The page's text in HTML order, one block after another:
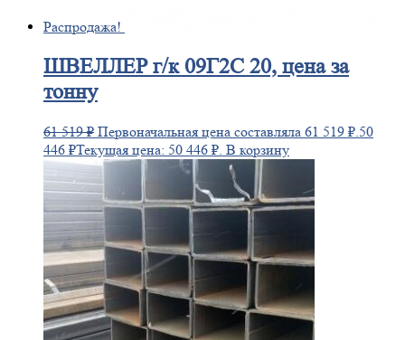
Распродажа!
ШВЕЛЛЕРг/к 09Г2С 20, цена за
тонну
61 519₽ Первоначальная цена составляла 61 519 ₽. 50
446 ₽Текущая цена: 50 446 ₽. В корзину